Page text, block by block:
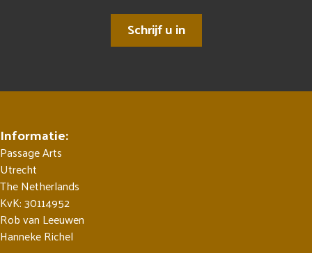
Schrijf u in
Informatie:
Passage Arts
Utrecht
The Netherlands
KvK: 30114952
Rob van Leeuwen
Hanneke Richel